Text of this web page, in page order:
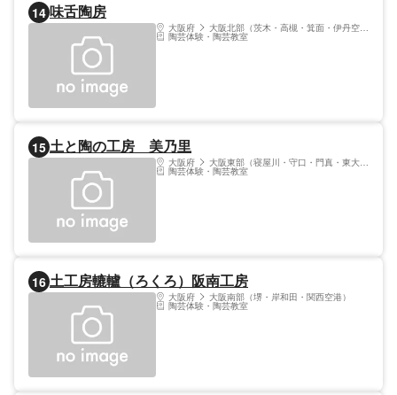
14 味舌陶房
大阪府 大阪北部（茨木・高槻・箕面・伊丹空港）
陶芸体験・陶芸教室
15 土と陶の工房 美乃里
大阪府 大阪東部（寝屋川・守口・門真・東大阪）
陶芸体験・陶芸教室
16 土工房轆轤（ろくろ）阪南工房
大阪府 大阪南部（堺・岸和田・関西空港）
陶芸体験・陶芸教室